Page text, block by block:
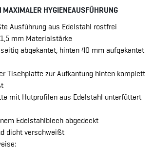
MAXIMALER HYGIENEAUSFÜHRUNG
Ausführung aus Edelstahl rostfrei
mm Materialstärke
abgekantet, hinten 40 mm aufgekantet
Tischplatte zur Aufkantung hinten komplett
mit Hutprofilen aus Edelstahl unterfüttert
Edelstahlblech abgedeckt
dicht verschweißt